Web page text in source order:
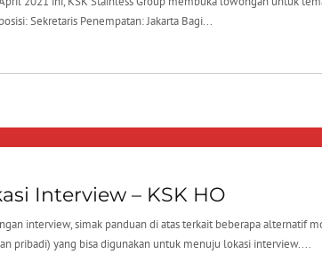
Sekretaris Penempatan: Jakarta Bagi...
Interview – KSK HO
interview, simak panduan di atas terkait beberapa alternatif
pribadi) yang bisa digunakan untuk menuju lokasi interview....